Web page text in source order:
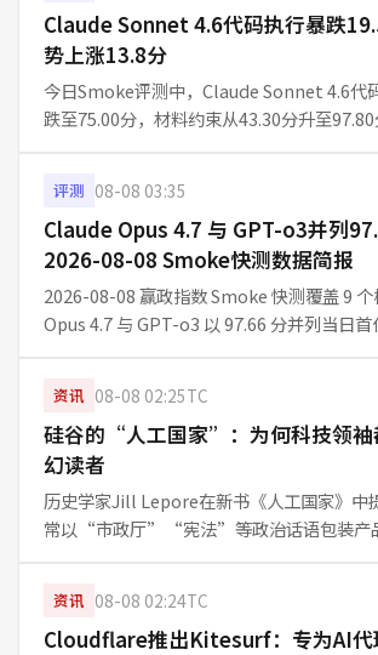
Claude Sonnet 4.6代码执行暴跌
势上涨13.8分
今日Smoke评测中，Claude Sonnet 4.6代
跌至75.00分，材料约束从43.30分升至
评测 08-08 03:35
Claude Opus 4.7 与 GPT-o3并列
2026-08-08 Smoke快测数据简报
2026-08-08 赢政指数 Smoke 快测覆盖 9
Opus 4.7 与 GPT-o3 以 97.66 分并列当日
资讯 08-08 02:25TC
硅谷的“人工国家”：为何科技领袖
幻读者
历史学家Jill Lepore在新书《人工国家》中
常以“市政厅”“宪法”等政治话语包装产
资讯 08-08 02:24TC
Cloudflare推出Kitesurf：专为AI代